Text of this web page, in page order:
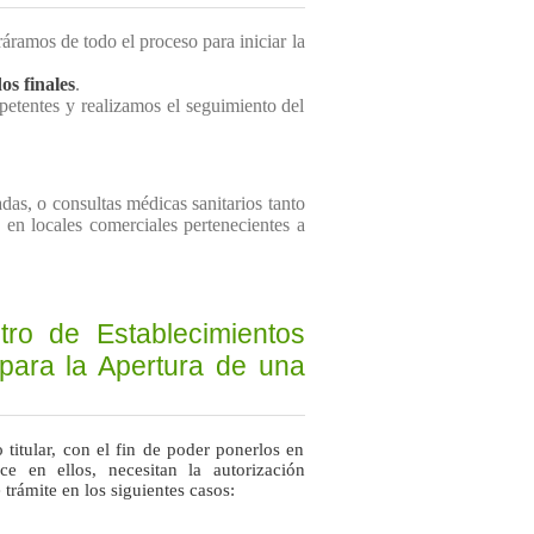
de todo el proceso para iniciar la
finales.
y realizamos el seguimiento del
o consultas médicas sanitarios tanto
locales comerciales pertenecientes a
de Establecimientos
la Apertura de una
titular, con el fin de poder ponerlos en
en ellos, necesitan la autorización
en los siguientes casos: